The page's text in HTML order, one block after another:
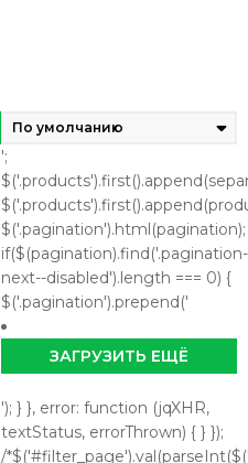
';
$('.pagination').html(pagination);
if($(pagination).find('.pagination-
next--disabled').length === 0) {
$('.pagination').prepend('
ЗАГРУЗИТЬ ЕЩЁ
'); } }, error: function (jqXHR,
textStatus, errorThrown) { } });
/